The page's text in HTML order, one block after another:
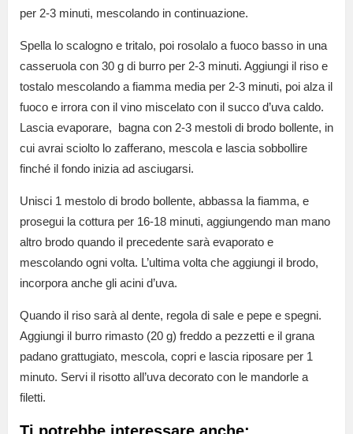
per 2-3 minuti, mescolando in continuazione.
Spella lo scalogno e tritalo, poi rosolalo a fuoco basso in una
casseruola con 30 g di burro per 2-3 minuti. Aggiungi il riso e
tostalo mescolando a fiamma media per 2-3 minuti, poi alza il
fuoco e irrora con il vino miscelato con il succo d’uva caldo.
Lascia evaporare, bagna con 2-3 mestoli di brodo bollente, in
cui avrai sciolto lo zafferano, mescola e lascia sobbollire
finché il fondo inizia ad asciugarsi.
Unisci 1 mestolo di brodo bollente, abbassa la fiamma, e
prosegui la cottura per 16-18 minuti, aggiungendo man mano
altro brodo quando il precedente sarà evaporato e
mescolando ogni volta. L’ultima volta che aggiungi il brodo,
incorpora anche gli acini d’uva.
Quando il riso sarà al dente, regola di sale e pepe e spegni.
Aggiungi il burro rimasto (20 g) freddo a pezzetti e il grana
padano grattugiato, mescola, copri e lascia riposare per 1
minuto. Servi il risotto all’uva decorato con le mandorle a
filetti.
Ti potrebbe interessare anche: